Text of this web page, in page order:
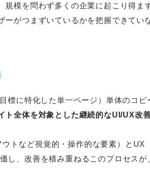
模を問わず多くの企業に起こり得ま
がつまずいているかを把握できてい
標に特化した単一ページ）単体のコピ
ト全体を対象とした継続的なUI/UX改
トなど視覚的・操作的な要素）とUX
し、改善を積み重ねるこのプロセスが